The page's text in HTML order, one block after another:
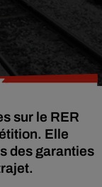
sur le RER
Elle
des garanties